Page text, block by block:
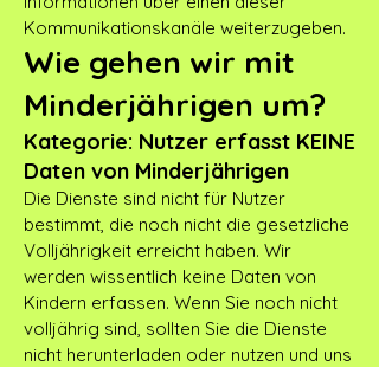
Kommunikationskanäle weiterzugeben.
Wie gehen wir mit
Minderjährigen um?
Kategorie: Nutzer erfasst KEINE
Daten von Minderjährigen
Die Dienste sind nicht für Nutzer
bestimmt, die noch nicht die gesetzliche
Volljährigkeit erreicht haben. Wir
werden wissentlich keine Daten von
Kindern erfassen. Wenn Sie noch nicht
volljährig sind, sollten Sie die Dienste
nicht herunterladen oder nutzen und uns